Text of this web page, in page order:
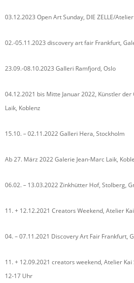
03.12.2023 Open Art Sunday, DIE ZELLE/
02.-05.11.2023 discovery art fair Frankfurt,
23.09.-08.10.2023 Galleri Ramfjord, Oslo
04.12.2021 bis Mitte Januar 2022, Künstler
Laik, Koblenz
15.10. – 02.11.2022 Galleri Hera, Stockholm
Ab 27. März 2022 Galerie Jean-Marc Laik,
06.02. – 13.03.2022 Zinkhütter Hof, Stolberg,
11. + 12.12.2021 Creators Weekend, Atelier
04. – 07.11.2021 Discovery Art Fair Frankfurt,
11. + 12.09.2021 creators weekend, Atelier
12-17 Uhr